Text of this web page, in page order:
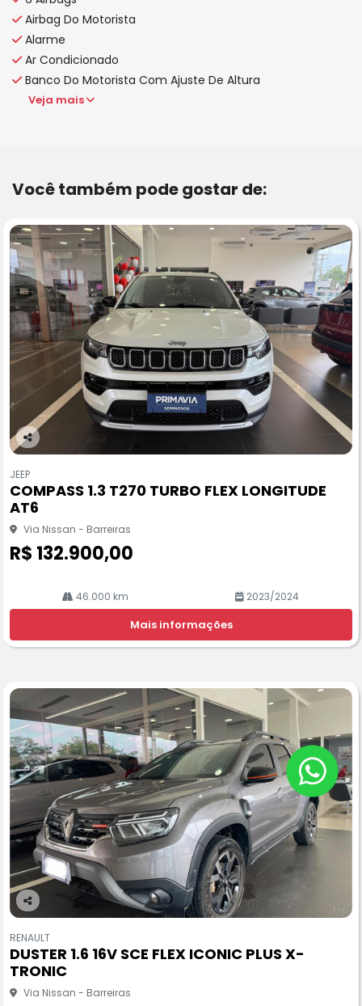
Airbag Do Motorista
Alarme
Ar Condicionado
Banco Do Motorista Com Ajuste De Altura
Veja mais
Você também pode gostar de:
Co
pa
rtil
he
JEEP
COMPASS 1.3 T270 TURBO FLEX LONGITUDE
AT6
Via Nissan - Barreiras
R$ 132.900,00
46.000 km 2023/2024
Mais informações
Co
pa
rtil
he
RENAULT
DUSTER 1.6 16V SCE FLEX ICONIC PLUS X-
TRONIC
Via Nissan - Barreiras